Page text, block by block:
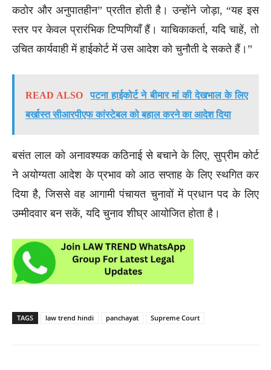
कठोर और अनुपातहीन” प्रतीत होती है। उन्होंने जोड़ा, “यह इस
स्तर पर केवल प्रारंभिक टिप्पणियाँ हैं। याचिकाकर्ता, यदि चाहें, तो
उचित कार्यवाही में हाईकोर्ट में उस आदेश को चुनौती दे सकते हैं।”
READ ALSO
पटना हाईकोर्ट ने बीमार मां की देखभाल के लिए
बर्खास्त सीआरपीएफ कांस्टेबल को बहाल करने का आदेश दिया
बसंत लाल को अनावश्यक कठिनाई से बचाने के लिए, सुप्रीम कोर्ट
ने अयोग्यता आदेश के प्रभाव को आठ सप्ताह के लिए स्थगित कर
दिया है, जिससे वह आगामी पंचायत चुनावों में प्रधान पद के लिए
उम्मीदवार बन सकें, यदि चुनाव शीघ्र आयोजित होता है।
TAGS law trend hindi panchayat Supreme Court